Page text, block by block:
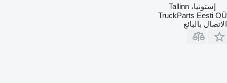
إستونيا، Tallinn
TruckParts Eesti OÜ
الاتصال بالبائع